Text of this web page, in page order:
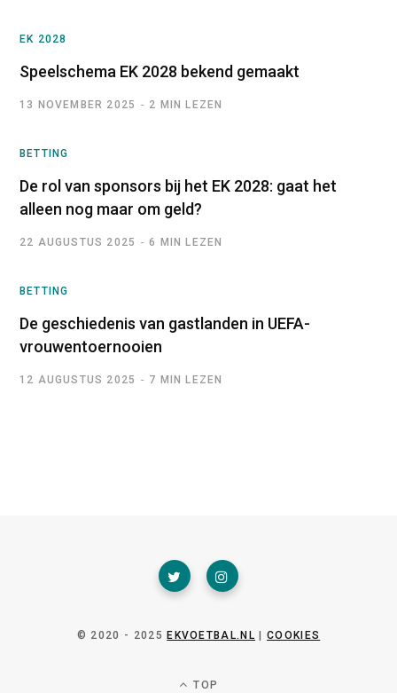
EK 2028
Speelschema EK 2028 bekend gemaakt
13 NOVEMBER 2025 2 MIN LEZEN
BETTING
De rol van sponsors bij het EK 2028: gaat het
alleen nog maar om geld?
22 AUGUSTUS 2025 6 MIN LEZEN
BETTING
De geschiedenis van gastlanden in UEFA-
vrouwentoernooien
12 AUGUSTUS 2025 7 MIN LEZEN
© 2020 - 2025 EKVOETBAL.NL |COOKIES
TOP